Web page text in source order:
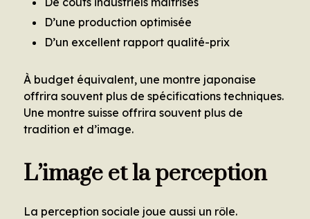
D’une production optimisée
D’un excellent rapport qualité-prix
À budget équivalent, une montre japonaise
offrira souvent plus de spécifications techniques.
Une montre suisse offrira souvent plus de
tradition et d’image.
L’image et la perception
La perception sociale joue aussi un rôle.